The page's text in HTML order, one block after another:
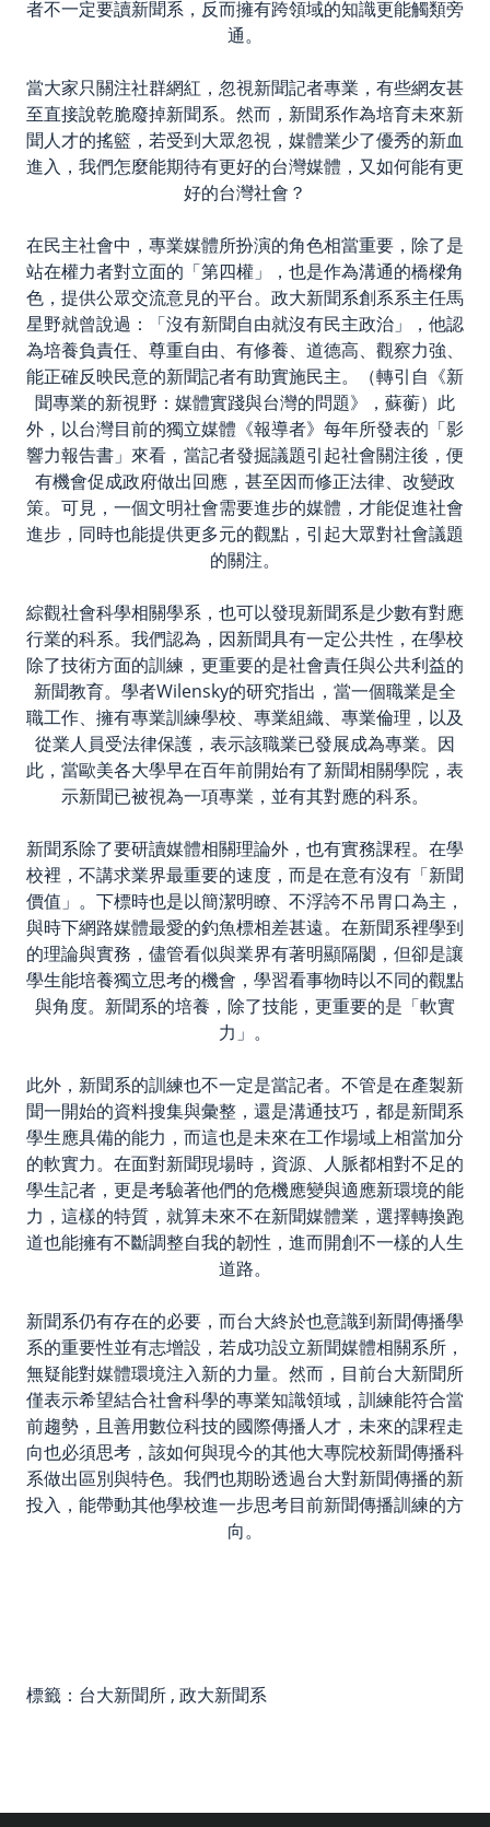
者不一定要讀新聞系，反而擁有跨領域的知識更能觸類旁
通。
當大家只關注社群網紅，忽視新聞記者專業，有些網友甚
至直接說乾脆廢掉新聞系。然而，新聞系作為培育未來新
聞人才的搖籃，若受到大眾忽視，媒體業少了優秀的新血
進入，我們怎麼能期待有更好的台灣媒體，又如何能有更
好的台灣社會？
在民主社會中，專業媒體所扮演的角色相當重要，除了是
站在權力者對立面的「第四權」，也是作為溝通的橋樑角
色，提供公眾交流意見的平台。政大新聞系創系系主任馬
星野就曾說過：「沒有新聞自由就沒有民主政治」，他認
為培養負責任、尊重自由、有修養、道德高、觀察力強、
能正確反映民意的新聞記者有助實施民主。（轉引自《新
聞專業的新視野：媒體實踐與台灣的問題》，蘇蘅）此
外，以台灣目前的獨立媒體《報導者》每年所發表的「影
響力報告書」來看，當記者發掘議題引起社會關注後，便
有機會促成政府做出回應，甚至因而修正法律、改變政
策。可見，一個文明社會需要進步的媒體，才能促進社會
進步，同時也能提供更多元的觀點，引起大眾對社會議題
的關注。
綜觀社會科學相關學系，也可以發現新聞系是少數有對應
行業的科系。我們認為，因新聞具有一定公共性，在學校
除了技術方面的訓練，更重要的是社會責任與公共利益的
新聞教育。學者Wilensky的研究指出，當一個職業是全
職工作、擁有專業訓練學校、專業組織、專業倫理，以及
從業人員受法律保護，表示該職業已發展成為專業。因
此，當歐美各大學早在百年前開始有了新聞相關學院，表
示新聞已被視為一項專業，並有其對應的科系。
新聞系除了要研讀媒體相關理論外，也有實務課程。在學
校裡，不講求業界最重要的速度，而是在意有沒有「新聞
價值」。下標時也是以簡潔明瞭、不浮誇不吊胃口為主，
與時下網路媒體最愛的釣魚標相差甚遠。在新聞系裡學到
的理論與實務，儘管看似與業界有著明顯隔閡，但卻是讓
學生能培養獨立思考的機會，學習看事物時以不同的觀點
與角度。新聞系的培養，除了技能，更重要的是「軟實
力」。
此外，新聞系的訓練也不一定是當記者。不管是在產製新
聞一開始的資料搜集與彙整，還是溝通技巧，都是新聞系
學生應具備的能力，而這也是未來在工作場域上相當加分
的軟實力。在面對新聞現場時，資源、人脈都相對不足的
學生記者，更是考驗著他們的危機應變與適應新環境的能
力，這樣的特質，就算未來不在新聞媒體業，選擇轉換跑
道也能擁有不斷調整自我的韌性，進而開創不一樣的人生
道路。
新聞系仍有存在的必要，而台大終於也意識到新聞傳播學
系的重要性並有志增設，若成功設立新聞媒體相關系所，
無疑能對媒體環境注入新的力量。然而，目前台大新聞所
僅表示希望結合社會科學的專業知識領域，訓練能符合當
前趨勢，且善用數位科技的國際傳播人才，未來的課程走
向也必須思考，該如何與現今的其他大專院校新聞傳播科
系做出區別與特色。我們也期盼透過台大對新聞傳播的新
投入，能帶動其他學校進一步思考目前新聞傳播訓練的方
向。
標籤： 台大新聞所 , 政大新聞系